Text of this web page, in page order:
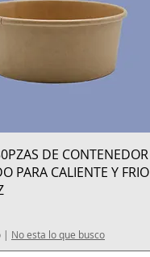
Vista rápida
DE CONTENEDOR
PARA CALIENTE Y FRIO
| No esta lo que busco